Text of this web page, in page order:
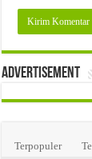
Advertisement
Terpopuler